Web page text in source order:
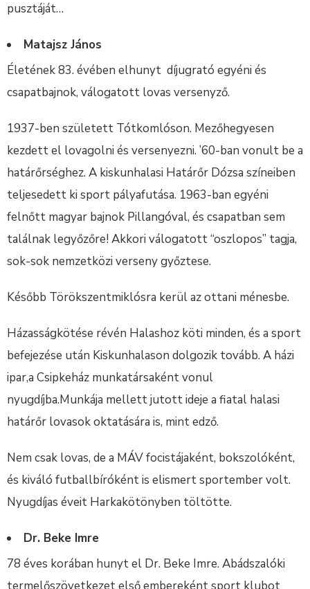
pusztáját…
Matajsz János
Életének 83. évében elhunyt díjugrató egyéni és
csapatbajnok, válogatott lovas versenyző.
1937-ben született Tótkomlóson. Mezőhegyesen
kezdett el lovagolni és versenyezni. ’60-ban vonult be a
határőrséghez. A kiskunhalasi Határőr Dózsa színeiben
teljesedett ki sport pályafutása. 1963-ban egyéni
felnőtt magyar bajnok Pillangóval, és csapatban sem
találnak legyőzőre! Akkori válogatott “oszlopos” tagja,
sok-sok nemzetközi verseny győztese.
Később Törökszentmiklósra kerül az ottani ménesbe.
Házasságkötése révén Halashoz köti minden, és a sport
befejezése után Kiskunhalason dolgozik tovább. A házi
ipar,a Csipkeház munkatársaként vonul
nyugdíjba.Munkája mellett jutott ideje a fiatal halasi
határőr lovasok oktatására is, mint edző.
Nem csak lovas, de a MÁV focistájaként, bokszolóként,
és kiváló futballbíróként is elismert sportember volt.
Nyugdíjas éveit Harkakötönyben töltötte.
Dr. Beke Imre
78 éves korában hunyt el Dr. Beke Imre. Abádszalóki